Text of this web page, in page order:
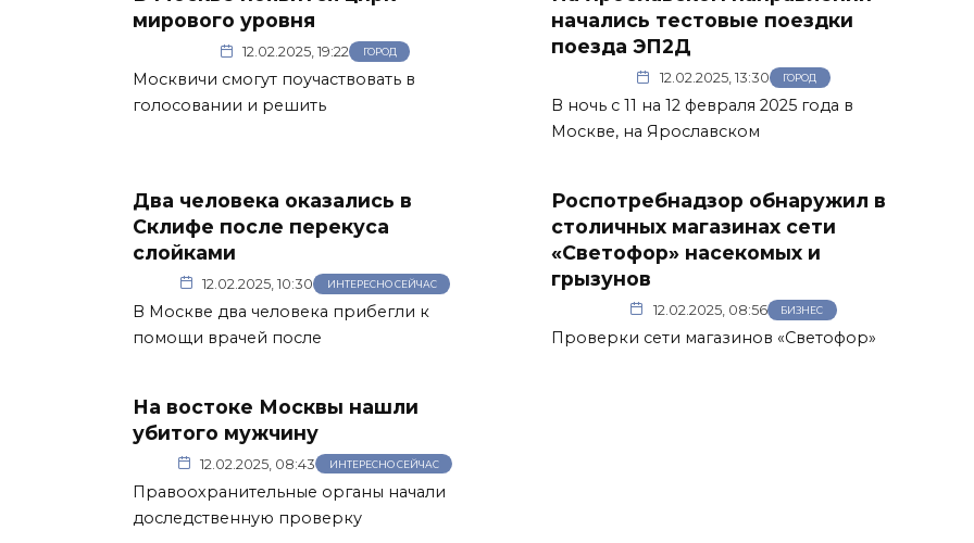
мирового уровня
12.02.2025, 19:22 ГОРОД
Москвичи смогут поучаствовать в
голосовании и решить
начались тестовые поездки
поезда ЭП2Д
12.02.2025, 13:30 ГОРОД
В ночь с 11 на 12 февраля 2025 года в
Москве, на Ярославском
Два человека оказались в
Склифе после перекуса
слойками
12.02.2025, 10:30 ИНТЕРЕСНО СЕЙЧАС
В Москве два человека прибегли к
помощи врачей после
Роспотребнадзор обнаружил в
столичных магазинах сети
«Светофор» насекомых и
грызунов
12.02.2025, 08:56 БИЗНЕС
Проверки сети магазинов «Светофор»
На востоке Москвы нашли
убитого мужчину
12.02.2025, 08:43 ИНТЕРЕСНО СЕЙЧАС
Правоохранительные органы начали
доследственную проверку